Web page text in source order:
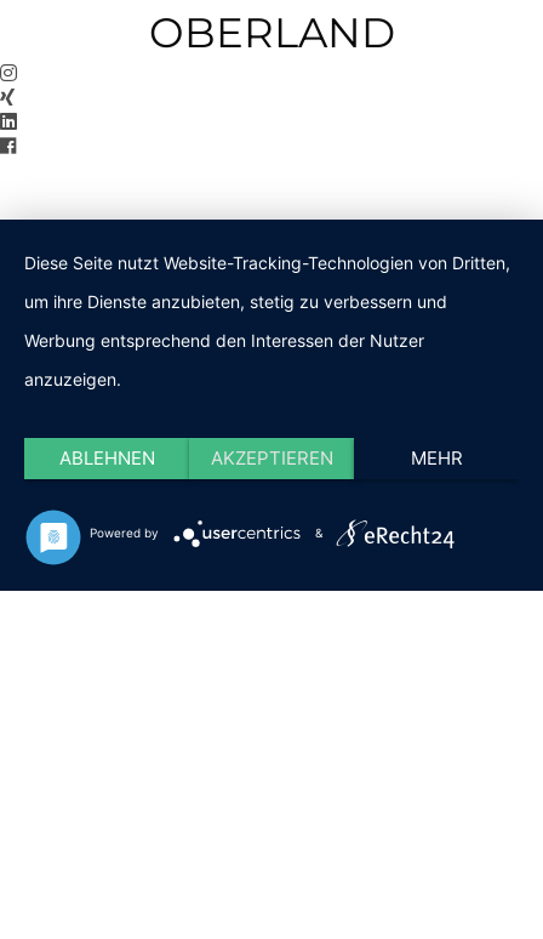
OBERLAND
Diese Seite nutzt Website-Tracking-Technologien von Dritten,
um ihre Dienste anzubieten, stetig zu verbessern und
Werbung entsprechend den Interessen der Nutzer
anzuzeigen.
ABLEHNEN AKZEPTIEREN MEHR
Powered by &